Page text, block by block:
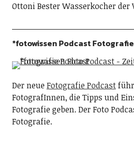
Ottoni Bester Wasserkocher der
*fotowissen Podcast Fotografie
Der neueFotografie Podcast
FotografInnen, die Tipps und
Fotografie geben. Der Foto
Fotografie.